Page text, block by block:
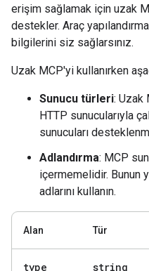
erişim sağlamak için uzak
destekler. Araç
bilgilerini siz sağlarsınız.
Uzak MCP'yi kullanırken
Sunucu türleri: Uzak
HTTP sunucularıyla
sunucuları
Adlandırma: MCP
içermemelidir. Bunun
adlarını kullanın.
Alan Tür
type string